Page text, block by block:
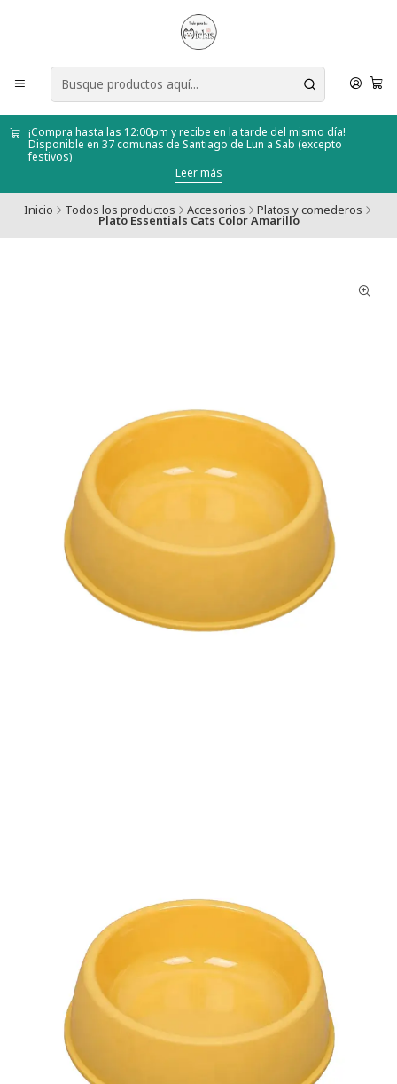
¡Compra hasta las 12:00pm y recibe en la tarde del mismo día!
Disponible en 37 comunas de Santiago de Lun a Sab (excepto
festivos)
Leer más
Inicio Todos los productos Accesorios Platos y comederos
Plato Essentials Cats Color Amarillo